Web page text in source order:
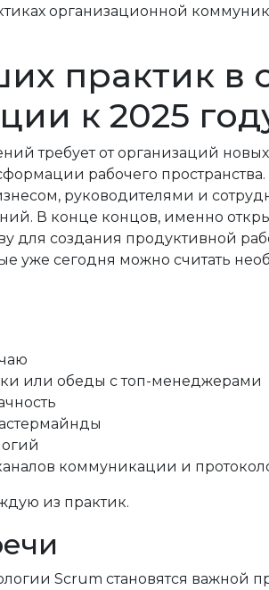
практик в
к 2025
требует от организаций
рабочего
руководителями и
В конце концов, именно
для создания продуктивной
уже сегодня можно считать
или обеды с топ-менеджерами
коммуникации и
из практик.
Scrum становятся важной